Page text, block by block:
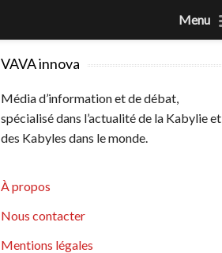
VAVA innova
Média d’information et de débat,
spécialisé dans l’actualité de la Kabylie et
des Kabyles dans le monde.
À propos
Nous contacter
Mentions légales
Menu